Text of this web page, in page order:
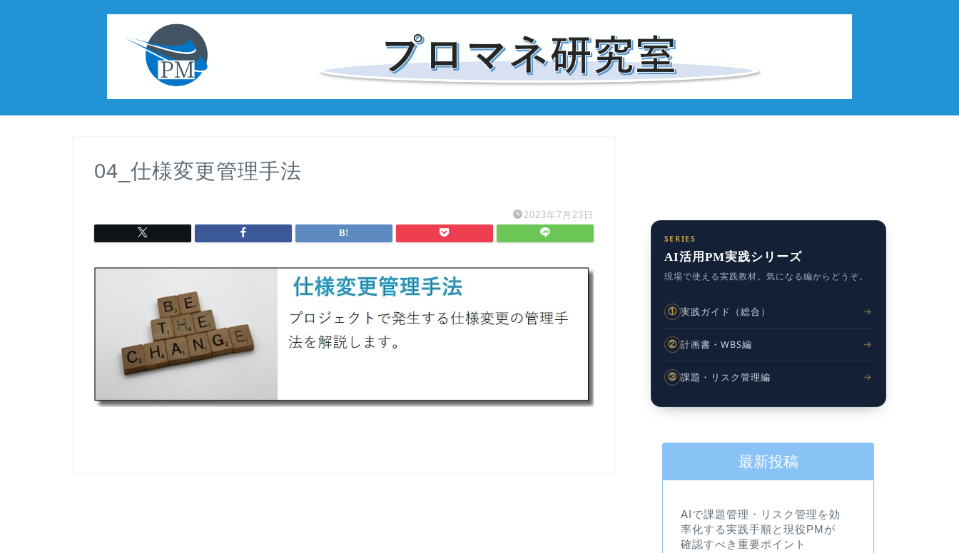
04_仕様変更管理手法
2023年7月23日
SERIES
AI活用PM実践シリーズ
現場で使える実践教材。気になる編からどうぞ。
① 実践ガイド（総合）
② 計画書・WBS編
③ 課題・リスク管理編
最新投稿
AIで課題管理・リスク管理を効
率化する実践手順と現役PMが
確認すべき重要ポイント